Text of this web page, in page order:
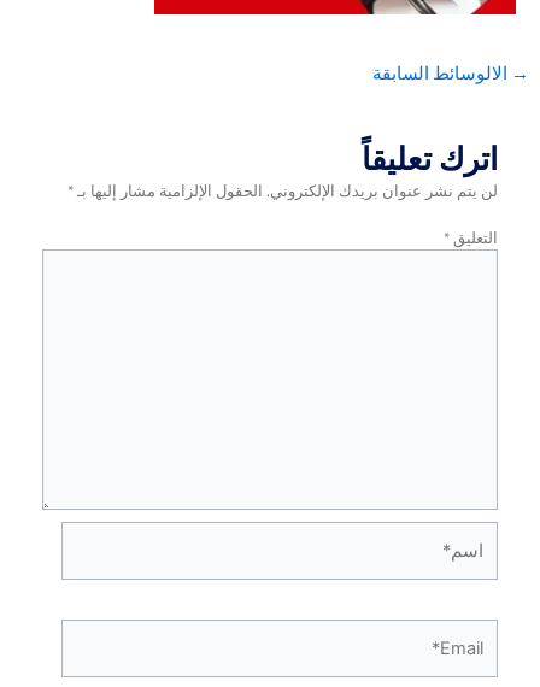
السابقة
تعليقاً
نشر عنوان بريدك الإلكتروني.الحقول الإلزامية مشار إليها بـ *